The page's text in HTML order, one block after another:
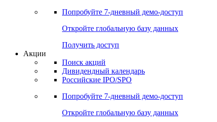
Попробуйте 7-дневный демо-доступ
Откройте глобальную базу данных
Получить доступ
Акции
Поиск акций
Дивидендный календарь
Российские IPO/SPO
Попробуйте 7-дневный демо-доступ
Откройте глобальную базу данных